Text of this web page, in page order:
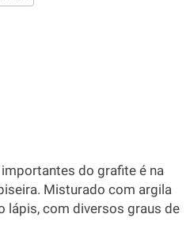
do grafite é na
Misturado com argila
lápis, com diversos graus de